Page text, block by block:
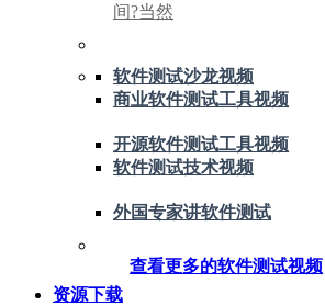
间?当然
软件测试沙龙视频
商业软件测试工具视频
开源软件测试工具视频
软件测试技术视频
外国专家讲软件测试
查看更多的软件测试视频
资源下载